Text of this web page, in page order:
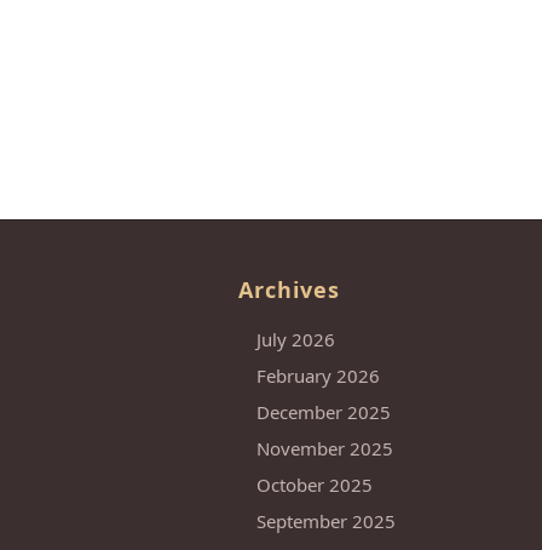
Archives
July 2026
February 2026
December 2025
November 2025
October 2025
September 2025